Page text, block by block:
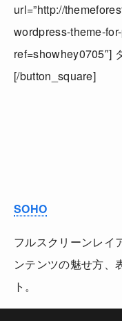
url=”http://
wordpress-theme-
ref=showhey0705″]
[/button_square]
SOHO
フルスクリーンレイ
ンテンツの魅せ方、
ト。